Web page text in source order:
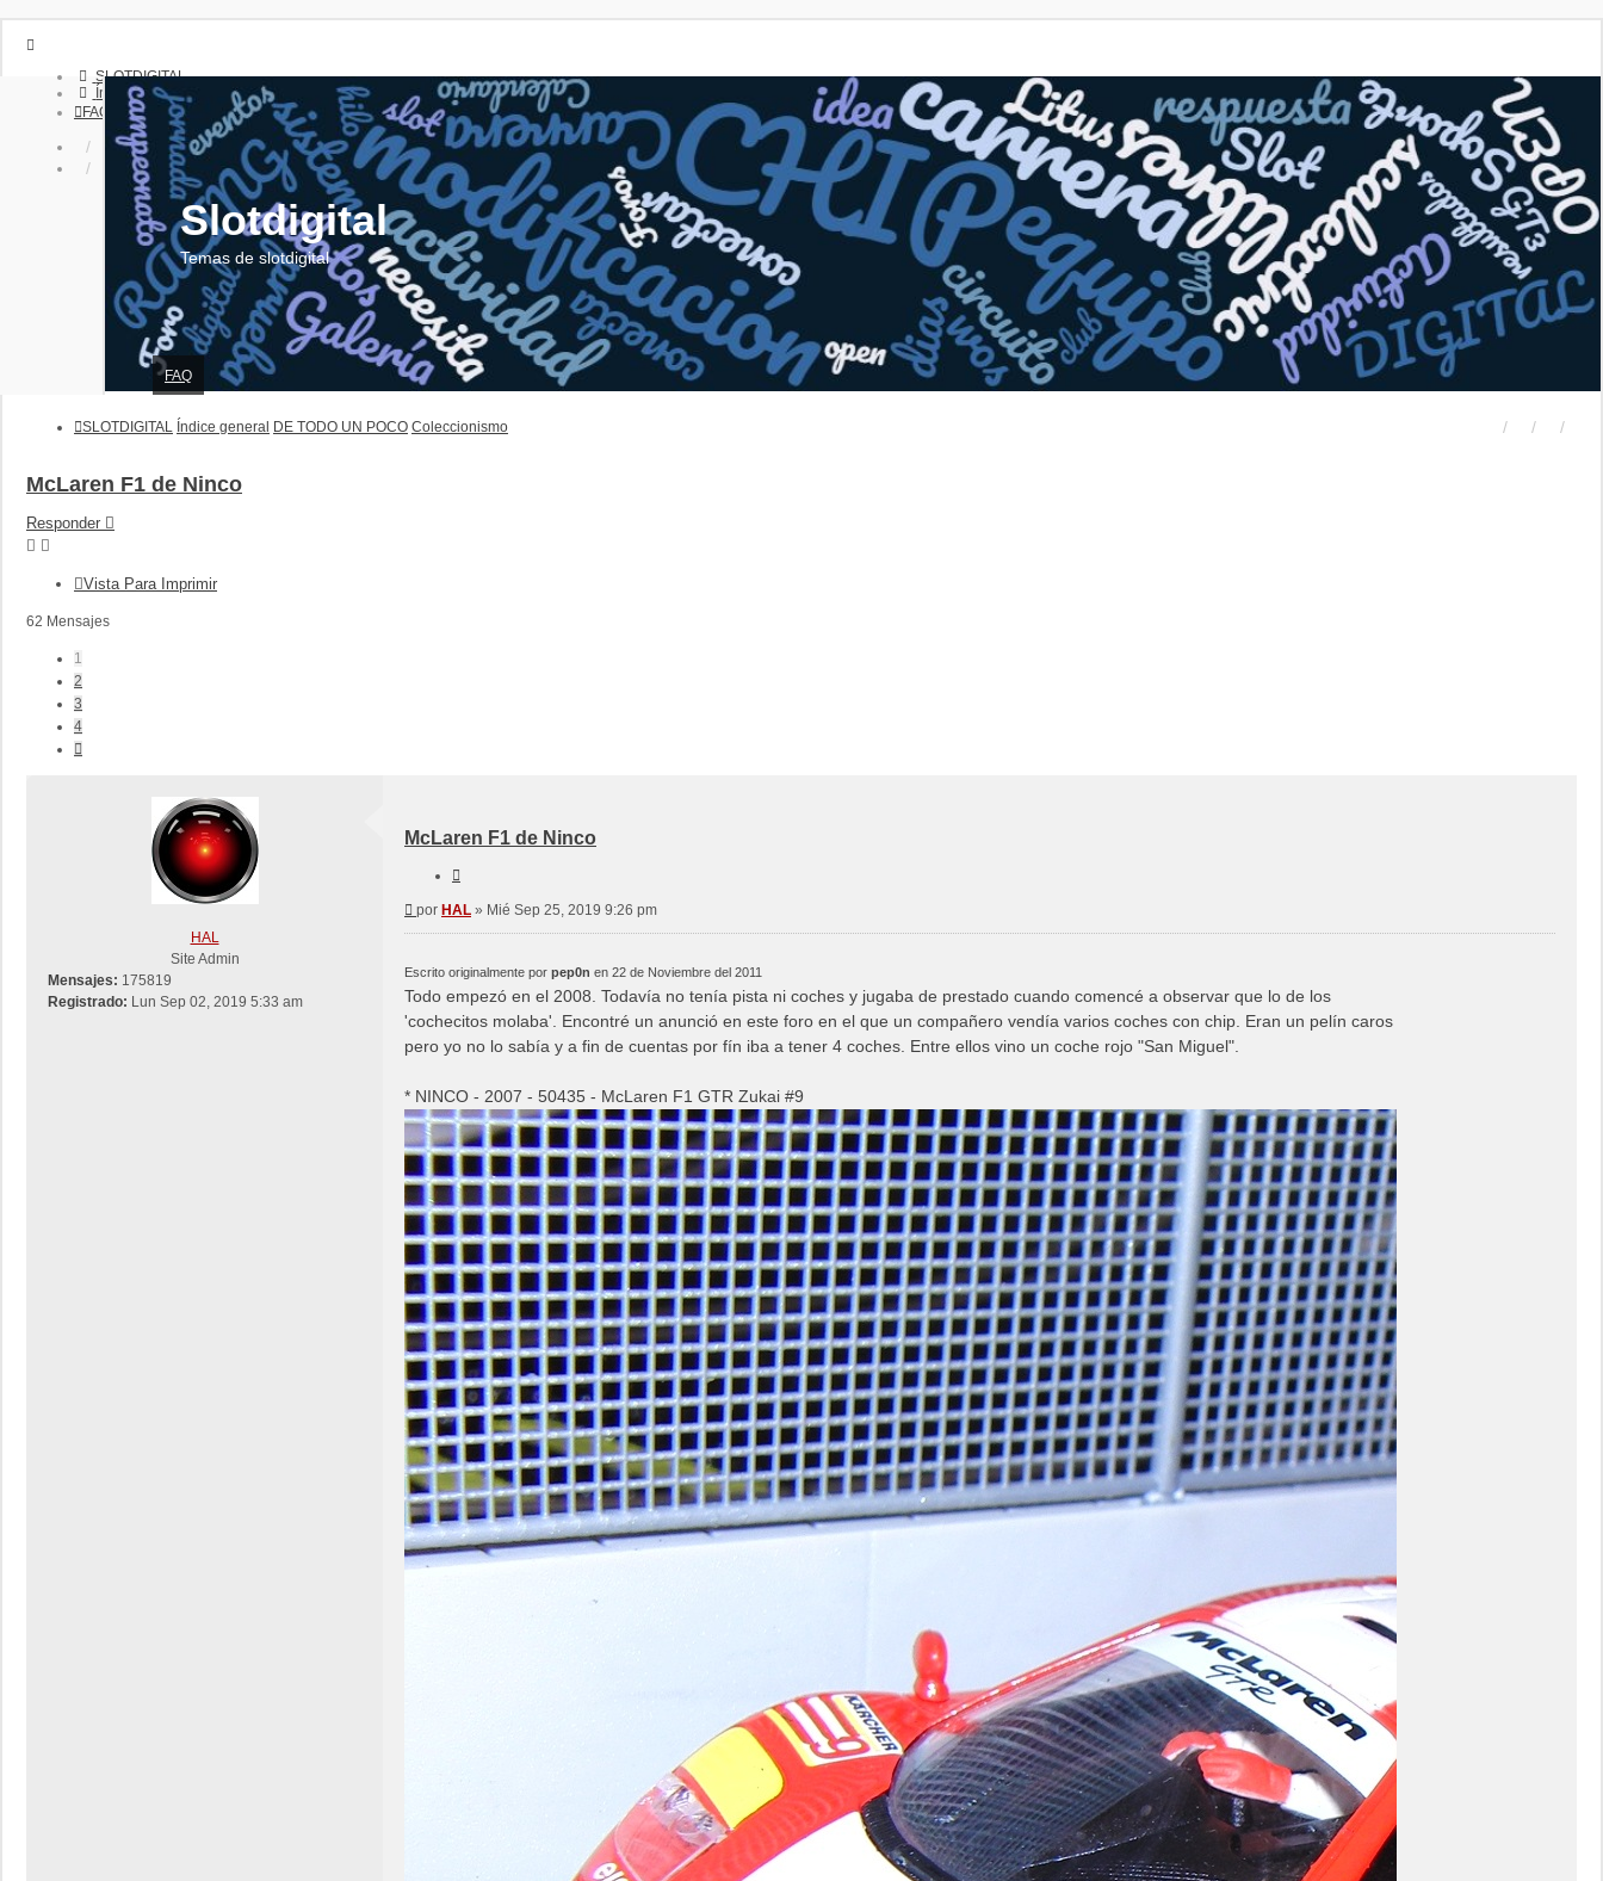
SLOTDIGITAL
Índice general
FAQ
Identificarse
Registrarse
Slotdigital
Temas de slotdigital
FAQ
SLOTDIGITAL Índice general DE TODO UN POCO Coleccionismo
McLaren F1 de Ninco
Responder
Vista Para Imprimir
62 Mensajes
1
2
3
4
HAL
Site Admin
Mensajes: 175819
Registrado: Lun Sep 02, 2019 5:33 am
McLaren F1 de Ninco
Mensaje
por HAL » Mié Sep 25, 2019 9:26 pm
Escrito originalmente por pep0n en 22 de Noviembre del 2011
Todo empezó en el 2008. Todavía no tenía pista ni coches y jugaba de prestado cuando comencé a observar que lo de los
'cochecitos molaba'. Encontré un anunció en este foro en el que un compañero vendía varios coches con chip. Eran un pelín caros
pero yo no lo sabía y a fin de cuentas por fín iba a tener 4 coches. Entre ellos vino un coche rojo "San Miguel".
* NINCO - 2007 - 50435 - McLaren F1 GTR Zukai #9